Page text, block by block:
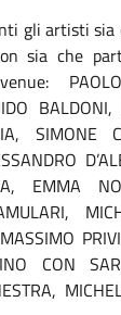
gli artisti sia
sia che
BALDONI,
SIMONE
EMMA
CON